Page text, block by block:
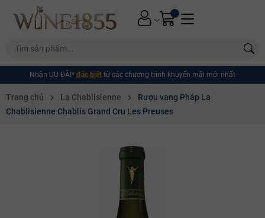
Nhận ƯU ĐÃI* đặc biệt từ các chương trình khuyến mãi mới nhất
Trang chủ La Chablisienne
Rượu vang Pháp La
Chablisienne Chablis Grand Cru Les Preuses